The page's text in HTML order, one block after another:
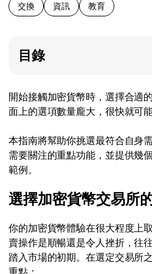
交換 資訊 教育
目錄
開始接觸加密貨幣時，選擇合適
面上的選項數量龐大，很快就可
本指南將幫助你挑選最符合自身
需要關注的重點功能，並提供幾
範例。
選擇加密貨幣交易所
你的加密貨幣體驗在很大程度上
賣操作是順暢還是令人挫折，往
踏入市場的初期。在選定交易所
重點：